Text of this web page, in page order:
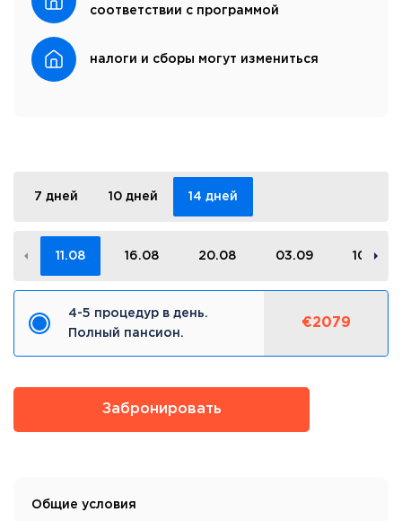
соответствии с программой
налоги и сборы могут измениться
7 дней 10 дней 14 дней
11.08 16.08 20.08 03.09 10.09
4-5 процедур в день.
Полный пансион.
€2079
Забронировать
Общие условия